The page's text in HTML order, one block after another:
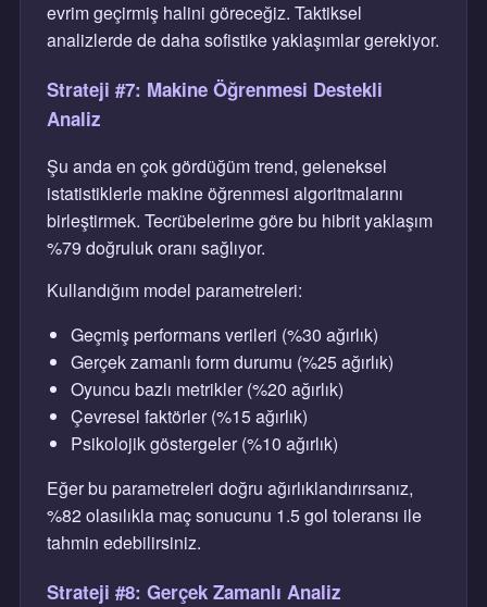
evrim geçirmiş halini göreceğiz. Taktiksel
analizlerde de daha sofistike yaklaşımlar gerekiyor.
Strateji #7: Makine Öğrenmesi Destekli
Analiz
Şu anda en çok gördüğüm trend, geleneksel
istatistiklerle makine öğrenmesi algoritmalarını
birleştirmek. Tecrübelerime göre bu hibrit yaklaşım
%79 doğruluk oranı sağlıyor.
Kullandığım model parametreleri:
Geçmiş performans verileri (%30 ağırlık)
Gerçek zamanlı form durumu (%25 ağırlık)
Oyuncu bazlı metrikler (%20 ağırlık)
Çevresel faktörler (%15 ağırlık)
Psikolojik göstergeler (%10 ağırlık)
Eğer bu parametreleri doğru ağırlıklandırırsanız,
%82 olasılıkla maç sonucunu 1.5 gol toleransı ile
tahmin edebilirsiniz.
Strateji #8: Gerçek Zamanlı Analiz